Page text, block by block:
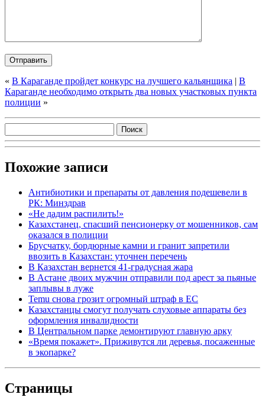
« В Караганде пройдет конкурс на лучшего кальянщика | В
Караганде необходимо открыть два новых участковых пункта
полиции »
Похожие записи
Антибиотики и препараты от давления подешевели в
РК: Минздрав
«Не дадим распилить!»
Казахстанец, спасший пенсионерку от мошенников, сам
оказался в полиции
Брусчатку, бордюрные камни и гранит запретили
ввозить в Казахстан: уточнен перечень
В Казахстан вернется 41-градусная жара
В Астане двоих мужчин отправили под арест за пьяные
заплывы в луже
Temu снова грозит огромный штраф в ЕС
Казахстанцы смогут получать слуховые аппараты без
оформления инвалидности
В Центральном парке демонтируют главную арку
«Время покажет». Приживутся ли деревья, посаженные
в экопарке?
Страницы